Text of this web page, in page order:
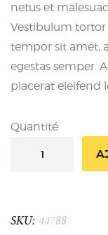
netus et
Vestibulum tortor
tempor sit amet,
egestas semper.
placerat eleifend
Quantité
SKU: 44788